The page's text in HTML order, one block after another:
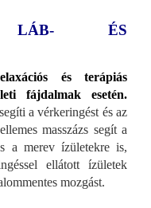
LÁB- ÉS
és terápiás
fájdalmak esetén.
a vérkeringést és az
masszázs segít a
a merev ízületekre is,
ellátott ízületek
mozgást.